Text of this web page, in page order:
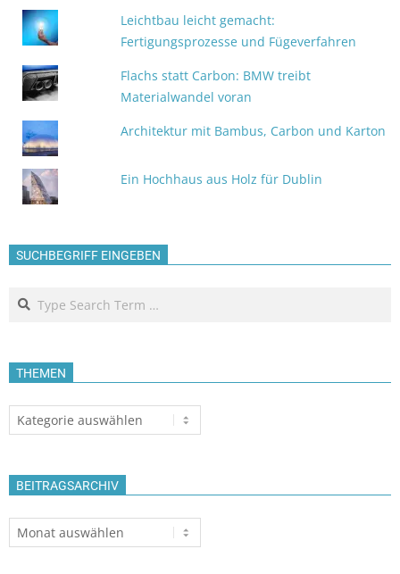
Leichtbau leicht gemacht:
Fertigungsprozesse und Fügeverfahren
Flachs statt Carbon: BMW treibt
Materialwandel voran
Architektur mit Bambus, Carbon und Karton
Ein Hochhaus aus Holz für Dublin
SUCHBEGRIFF EINGEBEN
Search
THEMEN
Themen
BEITRAGSARCHIV
Beitragsarchiv